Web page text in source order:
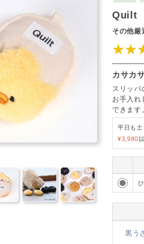
Quilt
その他厳
カサカ
スリッ
お手入れ
できます
平日も土
¥3,980
黒う